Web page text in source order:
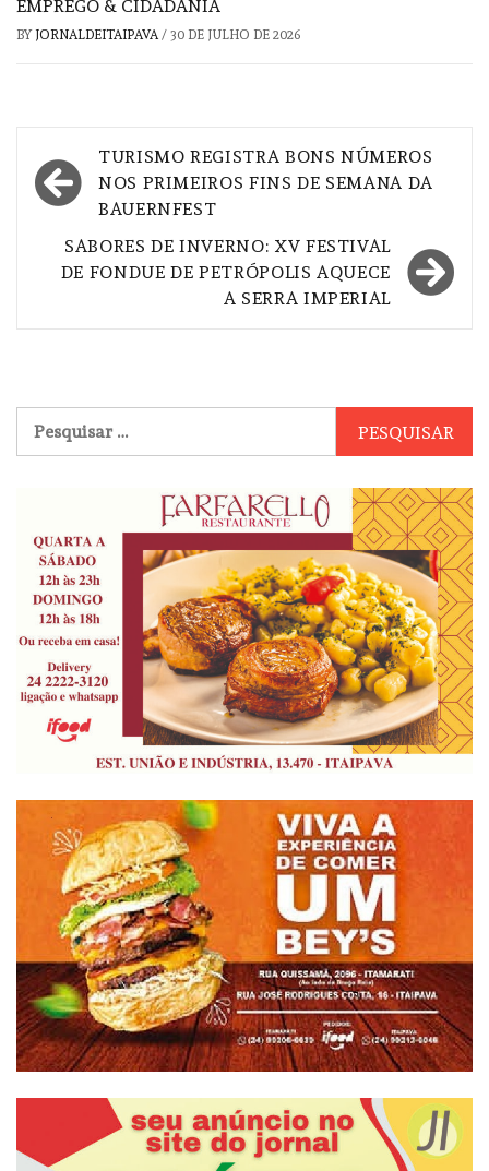
EMPREGO & CIDADANIA
BY JORNALDEITAIPAVA/ 30 DE JULHO DE 2026
Navegação
de
TURISMO REGISTRA BONS NÚMEROS
NOS PRIMEIROS FINS DE SEMANA DA
BAUERNFEST
SABORES DE INVERNO: XV FESTIVAL
DE FONDUE DE PETRÓPOLIS AQUECE
A SERRA IMPERIAL